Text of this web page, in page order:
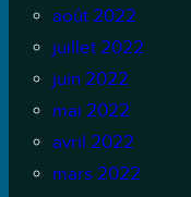
août 2022
juillet 2022
juin 2022
mai 2022
avril 2022
mars 2022